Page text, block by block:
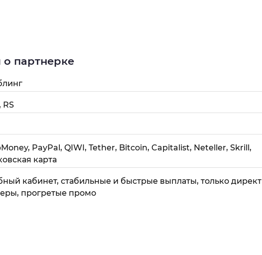
партнерке
PayPal, QIWI, Tether, Bitcoin, Capitalist, Neteller, Skrill,
карта
кабинет, стабильные и быстрые выплаты, только директ
прогретые промо